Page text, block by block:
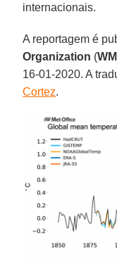
internacionais.
A reportagem é
Organization (
16-01-2020. A
Cortez.